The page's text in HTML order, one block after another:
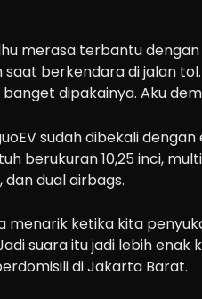
merasa terbantu
berkendara di jalan
dipakainya. Aku
sudah dibekali
berukuran 10,25 inci,
dual airbags.
menarik ketika kita
suara itu jadi lebih enak
di Jakarta Barat.